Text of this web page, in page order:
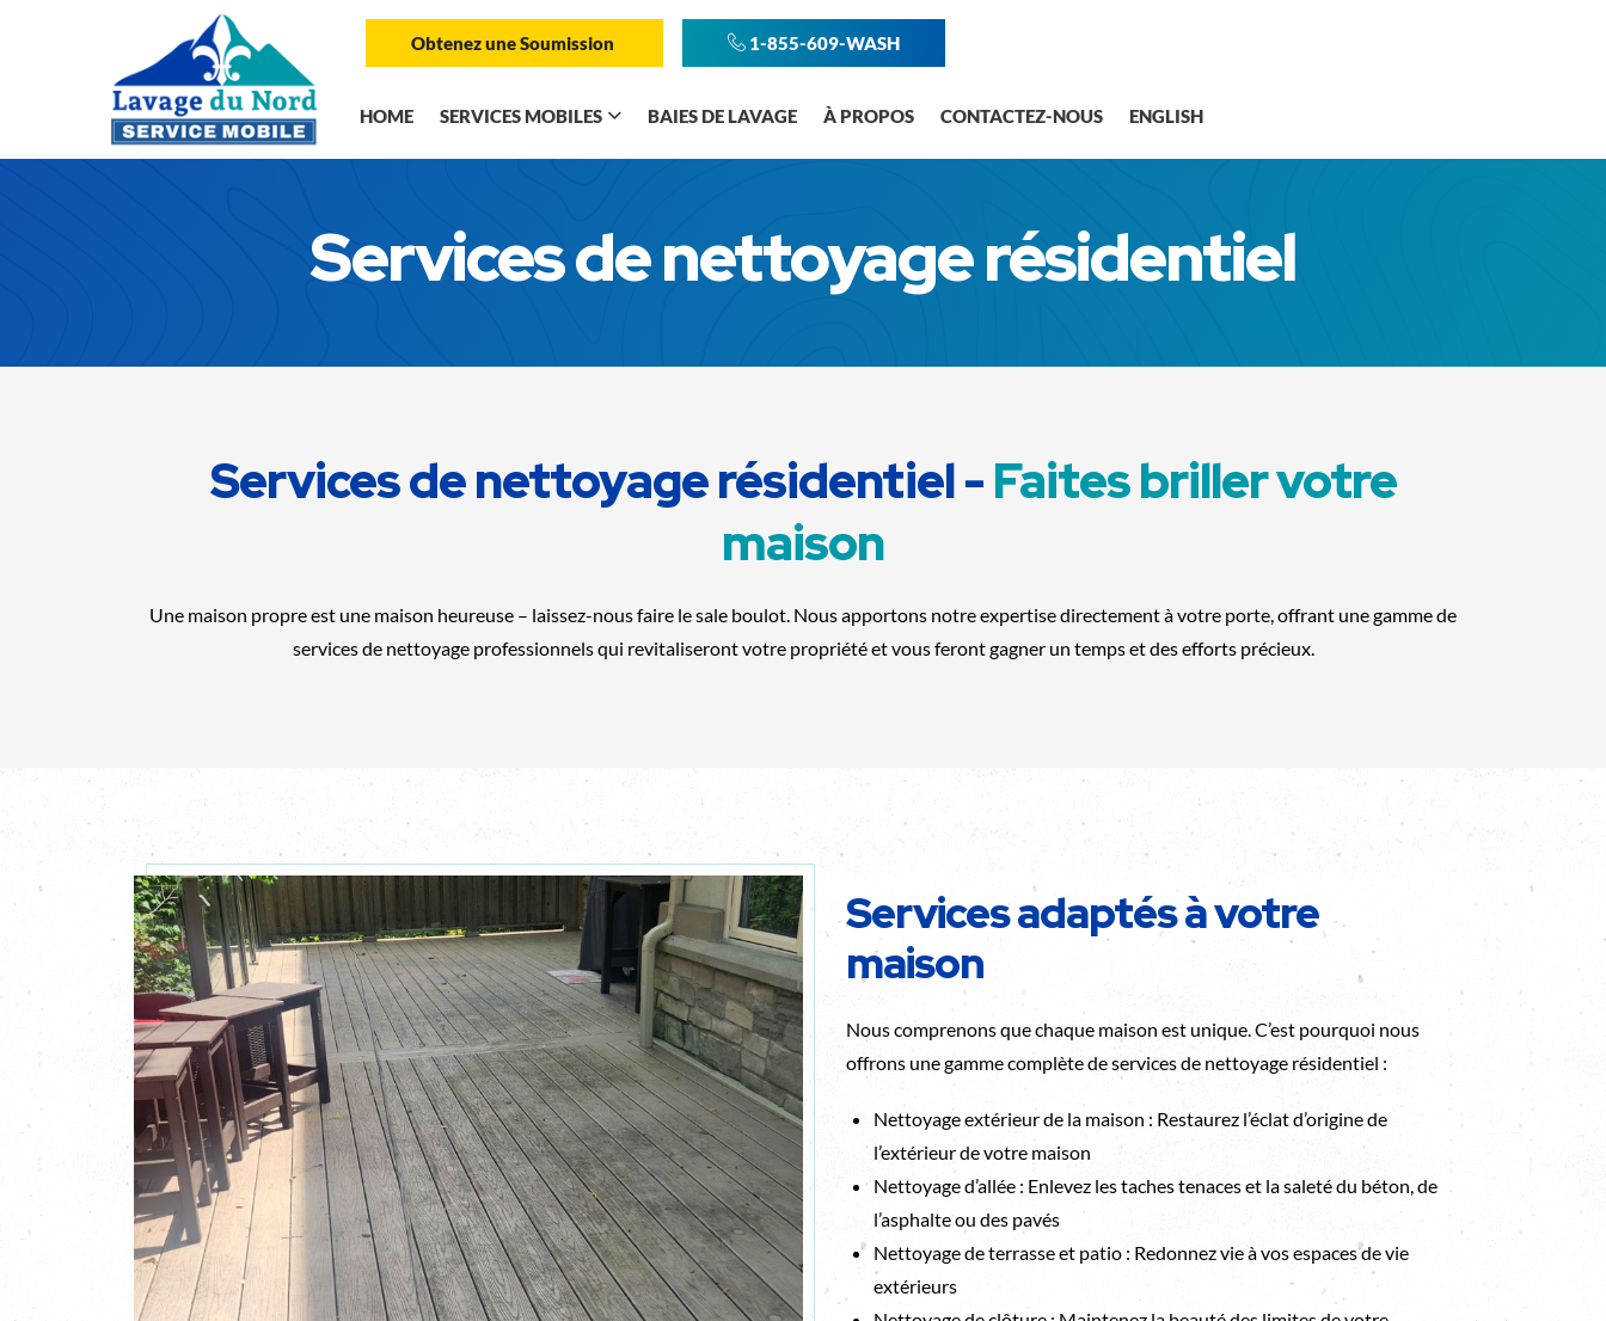
Obtenez une Soumission 1-855-609-WASH
HOME SERVICES MOBILES BAIES DE LAVAGE À PROPOS CONTACTEZ-NOUS ENGLISH
Services de nettoyage résidentiel
Services de nettoyage résidentiel -Faites briller votre
maison
Une maison propre est une maison heureuse – laissez-nous faire le sale boulot. Nous apportons notre expertise directement à votre porte, offrant une gamme de
services de nettoyage professionnels qui revitaliseront votre propriété et vous feront gagner un temps et des efforts précieux.
Services adaptés à votre
maison
Nous comprenons que chaque maison est unique. C’est pourquoi nous
offrons une gamme complète de services de nettoyage résidentiel :
Nettoyage extérieur de la maison : Restaurez l’éclat d’origine de
l’extérieur de votre maison
Nettoyage d’allée : Enlevez les taches tenaces et la saleté du béton, de
l’asphalte ou des pavés
Nettoyage de terrasse et patio : Redonnez vie à vos espaces de vie
extérieurs